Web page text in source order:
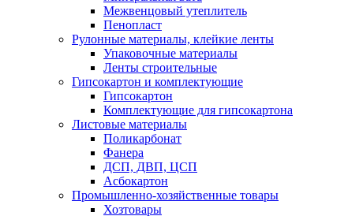
Межвенцовый утеплитель
Пенопласт
Рулонные материалы, клейкие ленты
Упаковочные материалы
Ленты строительные
Гипсокартон и комплектующие
Гипсокартон
Комплектующие для гипсокартона
Листовые материалы
Поликарбонат
Фанера
ДСП, ДВП, ЦСП
Асбокартон
Промышленно-хозяйственные товары
Хозтовары